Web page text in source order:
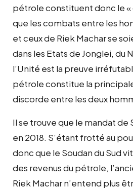
pétrole constituent donc le «
que les combats entre les
et ceux de Riek Machar se
dans les Etats de Jonglei, du
l’Unité est la preuve
pétrole constitue la
discorde entre les deux
Il se trouve que le mandat de
en 2018. S’étant frotté au
donc que le Soudan du Sud
des revenus du pétrole,
Riek Machar n’entend plus